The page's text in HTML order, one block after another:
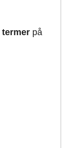
termerpå